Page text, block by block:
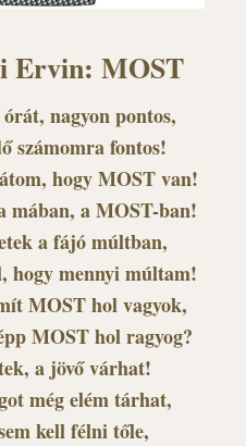
Ervin: MOST
nagyon pontos,
számomra fontos!
hogy MOST van!
mában, a MOST-ban!
a fájó múltban,
hogy mennyi múltam!
MOST hol vagyok,
MOST hol ragyog?
a jövő várhat!
még elém tárhat,
kell félni tőle,